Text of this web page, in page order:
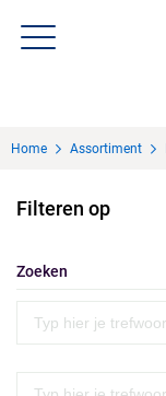
Over Sisa
KMS
Uitzendbureau?
Home Assortiment
Filteren op
Zoeken